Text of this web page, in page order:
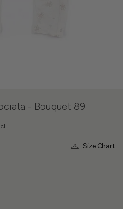
- Bouquet 89
Size Chart